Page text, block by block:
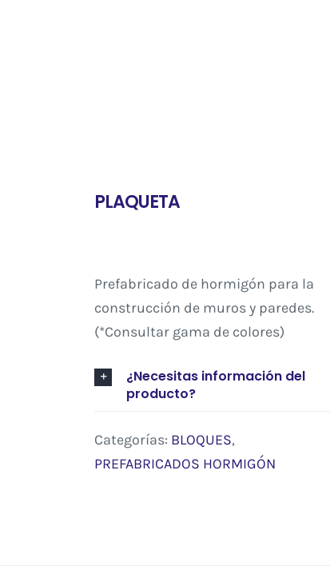
PLAQUETA
Prefabricado de hormigón para la
construcción de muros y paredes.
(*Consultar gama de colores)
¿Necesitas información del
producto?
Categorías: BLOQUES,
PREFABRICADOS HORMIGÓN